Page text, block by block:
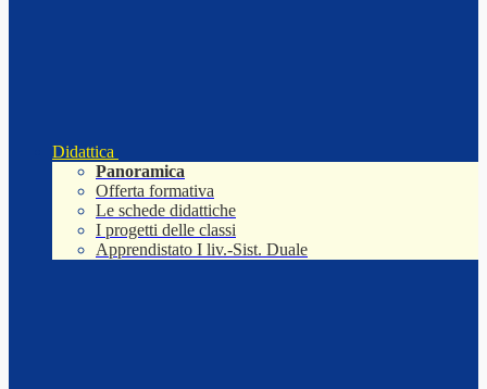
Didattica
Panoramica
Offerta formativa
Le schede didattiche
I progetti delle classi
Apprendistato I liv.-Sist. Duale